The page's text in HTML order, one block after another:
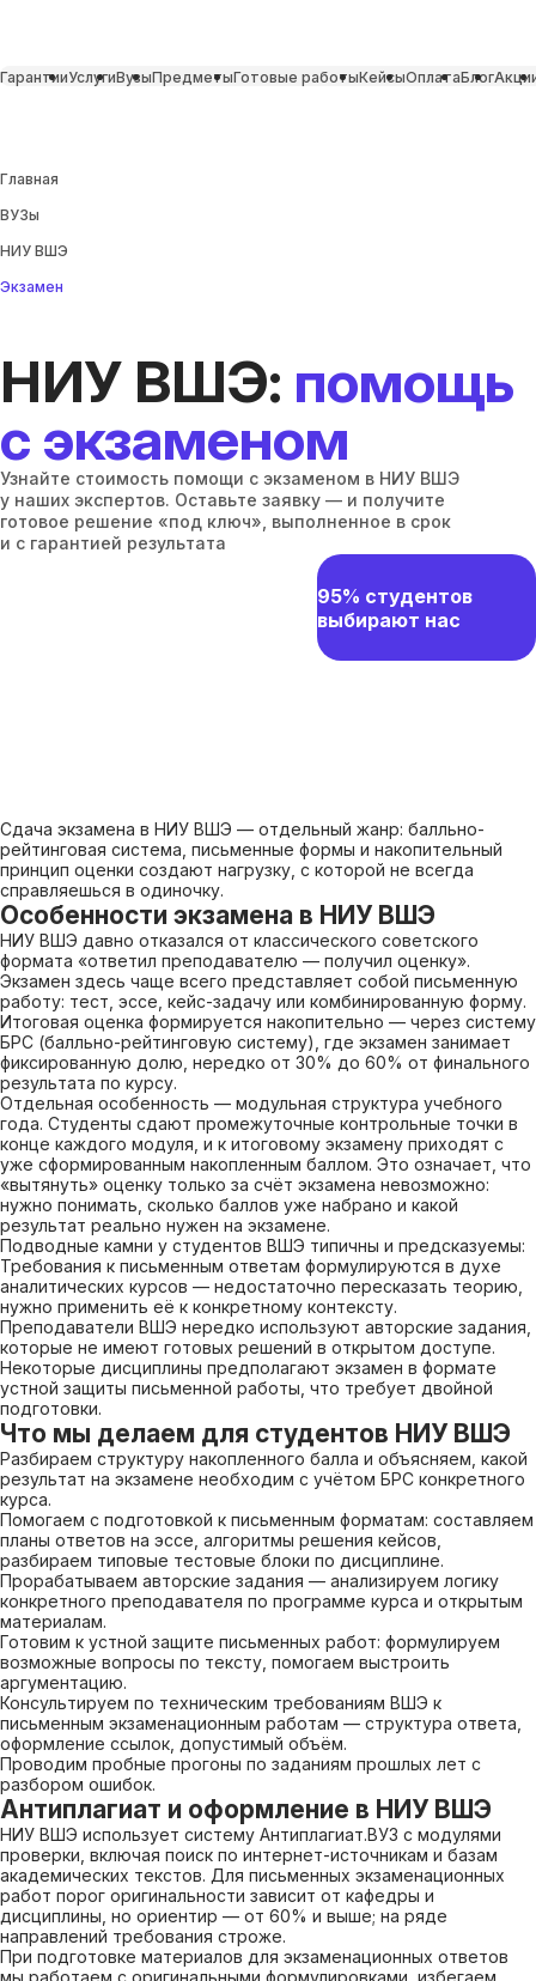
ГарантииУслугиВузыПредметыГотовые работыКейсыОплатаБлог
Главная
ВУЗы
НИУ ВШЭ
Экзамен
НИУ ВШЭ: помощь
с экзаменом
Узнайте стоимость помощи с экзаменом в НИУ ВШЭ
у наших экспертов. Оставьте заявку — и получите
готовое решение «под ключ», выполненное в срок
и с гарантией результата
95% студентов
выбирают нас
Сдача экзамена в НИУ ВШЭ — отдельный жанр: балльно-
рейтинговая система, письменные формы и накопительный
принцип оценки создают нагрузку, с которой не всегда
справляешься в одиночку.
Особенности экзамена в НИУ ВШЭ
НИУ ВШЭ давно отказался от классического советского
формата «ответил преподавателю — получил оценку».
Экзамен здесь чаще всего представляет собой письменную
работу: тест, эссе, кейс-задачу или комбинированную форму.
Итоговая оценка формируется накопительно — через систему
БРС (балльно-рейтинговую систему), где экзамен занимает
фиксированную долю, нередко от 30% до 60% от финального
результата по курсу.
Отдельная особенность — модульная структура учебного
года. Студенты сдают промежуточные контрольные точки в
конце каждого модуля, и к итоговому экзамену приходят с
уже сформированным накопленным баллом. Это означает, что
«вытянуть» оценку только за счёт экзамена невозможно:
нужно понимать, сколько баллов уже набрано и какой
результат реально нужен на экзамене.
Подводные камни у студентов ВШЭ типичны и предсказуемы:
Требования к письменным ответам формулируются в духе
аналитических курсов — недостаточно пересказать теорию,
нужно применить её к конкретному контексту.
Преподаватели ВШЭ нередко используют авторские задания,
которые не имеют готовых решений в открытом доступе.
Некоторые дисциплины предполагают экзамен в формате
устной защиты письменной работы, что требует двойной
подготовки.
Что мы делаем для студентов НИУ ВШЭ
Разбираем структуру накопленного балла и объясняем, какой
результат на экзамене необходим с учётом БРС конкретного
курса.
Помогаем с подготовкой к письменным форматам: составляем
планы ответов на эссе, алгоритмы решения кейсов,
разбираем типовые тестовые блоки по дисциплине.
Прорабатываем авторские задания — анализируем логику
конкретного преподавателя по программе курса и открытым
материалам.
Готовим к устной защите письменных работ: формулируем
возможные вопросы по тексту, помогаем выстроить
аргументацию.
Консультируем по техническим требованиям ВШЭ к
письменным экзаменационным работам — структура ответа,
оформление ссылок, допустимый объём.
Проводим пробные прогоны по заданиям прошлых лет с
разбором ошибок.
Антиплагиат и оформление в НИУ ВШЭ
НИУ ВШЭ использует систему Антиплагиат.ВУЗ с модулями
проверки, включая поиск по интернет-источникам и базам
академических текстов. Для письменных экзаменационных
работ порог оригинальности зависит от кафедры и
дисциплины, но ориентир — от 60% и выше; на ряде
направлений требования строже.
При подготовке материалов для экзаменационных ответов
мы работаем с оригинальными формулировками, избегаем